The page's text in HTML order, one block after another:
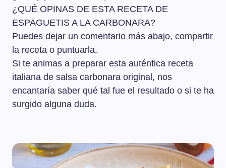
¿QUÉ OPINAS DE ESTA RECETA DE
ESPAGUETIS A LA CARBONARA?
Puedes dejar un comentario más abajo, compartir
la receta o puntuarla.
Si te animas a preparar esta auténtica receta
italiana de salsa carbonara original, nos
encantaría saber qué tal fue el resultado o si te ha
surgido alguna duda.